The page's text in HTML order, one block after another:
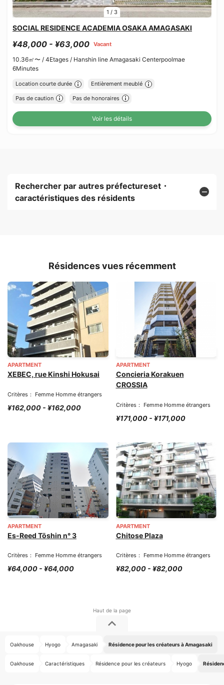
1 / 3
SOCIAL RESIDENCE ACADEMIA OSAKA AMAGASAKI
¥48,000 - ¥63,000 Vacant
10.36㎡〜 / 4Etages / Hanshin line Amagasaki Centerpoolmae
6Minutes
Location courte durée Entièrement meublé
Pas de caution Pas de honoraires
Voir les détails
Rechercher par autres préfectureset・
caractéristiques des résidents
Résidences vues récemment
APARTMENT
XEBEC, rue Kinshi Hokusai
Critères： Femme Homme étrangers
¥162,000 - ¥162,000
APARTMENT
Concieria Korakuen
CROSSIA
Critères： Femme Homme étrangers
¥171,000 - ¥171,000
APARTMENT
Es-Reed Tōshin n° 3
Critères： Femme Homme étrangers
¥64,000 - ¥64,000
APARTMENT
Chitose Plaza
Critères： Femme Homme étrangers
¥82,000 - ¥82,000
Oakhouse Hyogo Amagasaki Résidence pour les créateurs à Amagasaki
Oakhouse Caractéristiques Résidence pour les créateurs Hyogo